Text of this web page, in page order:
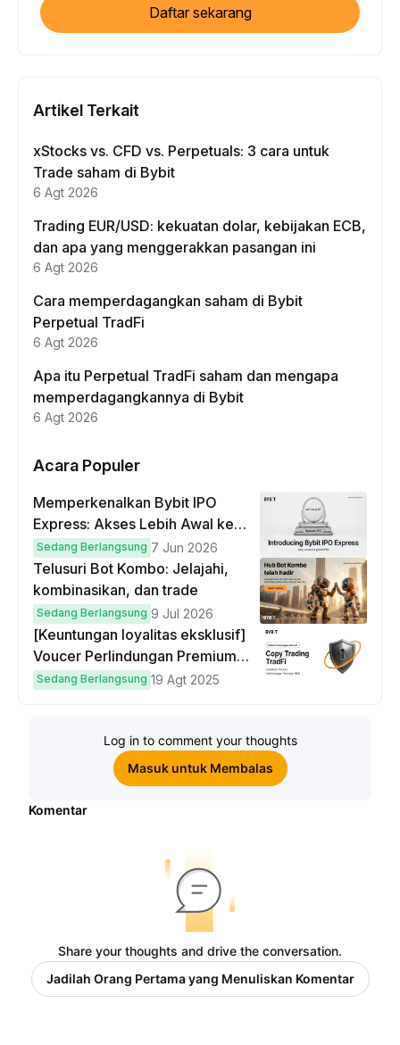
Daftar sekarang
Artikel Terkait
xStocks vs. CFD vs. Perpetuals: 3 cara untuk
Trade saham di Bybit
6 Agt 2026
Trading EUR/USD: kekuatan dolar, kebijakan ECB,
dan apa yang menggerakkan pasangan ini
6 Agt 2026
Cara memperdagangkan saham di Bybit
Perpetual TradFi
6 Agt 2026
Apa itu Perpetual TradFi saham dan mengapa
memperdagangkannya di Bybit
6 Agt 2026
Acara Populer
Memperkenalkan Bybit IPO
Express: Akses Lebih Awal ke
IPO Global!
Sedang Berlangsung 7 Jun 2026
Telusuri Bot Kombo: Jelajahi,
kombinasikan, dan trade
Sedang Berlangsung 9 Jul 2026
[Keuntungan loyalitas eksklusif]
Voucer Perlindungan Premium
hingga $50
Sedang Berlangsung 19 Agt 2025
Log in to comment your thoughts
Masuk untuk Membalas
Komentar
Share your thoughts and drive the conversation.
Jadilah Orang Pertama yang Menuliskan Komentar